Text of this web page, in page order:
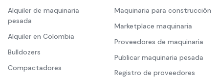
Alquiler de maquinaria
pesada
Alquiler en Colombia
Bulldozers
Compactadores
Maquinaria para construcción
Marketplace maquinaria
Proveedores de maquinaria
Publicar maquinaria pesada
Registro de proveedores